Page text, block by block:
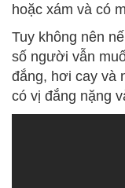
hoặc xám và có
Tuy không nên
số người vẫn
đắng, hơi cay và
có vị đắng nặng